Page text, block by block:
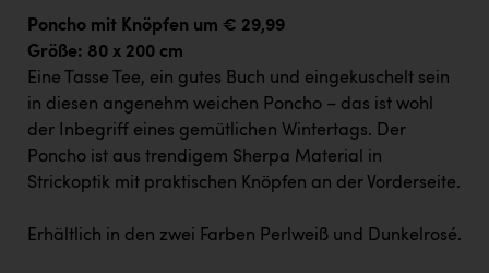
Resch&Frisch
RUBBLE MASTER
Ruderclub Wels
SCRI - Salzburg Cancer Research Institute
Schwingshandl - automation technology gmbh
Poncho mit Knöpfen um € 29,99
Größe: 80 x 200 cm
Eine Tasse Tee, ein gutes Buch und eingekuschelt sein
in diesen angenehm weichen Poncho – das ist wohl
der Inbegriff eines gemütlichen Wintertags. Der
Poncho ist aus trendigem Sherpa Material in
Strickoptik mit praktischen Knöpfen an der Vorderseite.
Erhältlich in den zwei Farben Perlweiß und Dunkelrosé.